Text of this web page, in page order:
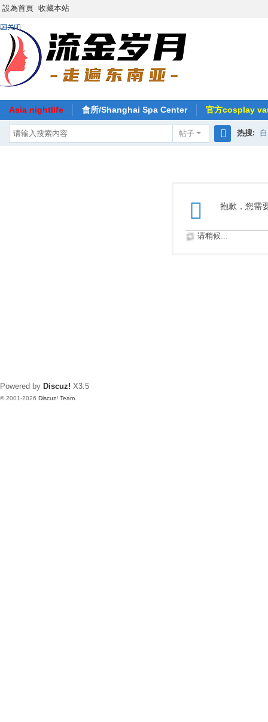
設為首頁 收藏本站
Asia nightlife 會所/Shanghai Spa Center 官方cosplay
帖子 热搜:
抱歉，您需
请稍候...
Powered by Discuz! X3.5
© 2001-2026 Discuz! Team